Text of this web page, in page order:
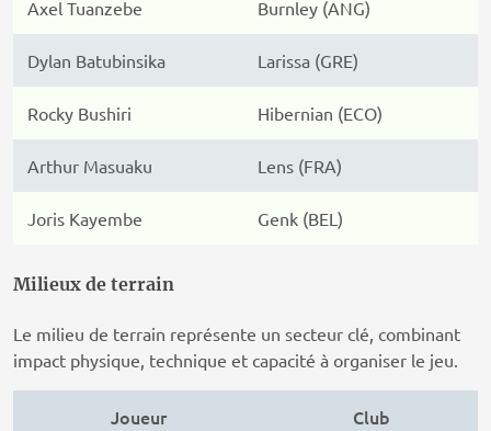
Axel Tuanzebe Burnley (ANG)
Dylan Batubinsika Larissa (GRE)
Rocky Bushiri Hibernian (ECO)
Arthur Masuaku Lens (FRA)
Joris Kayembe Genk (BEL)
Milieux de terrain
Le milieu de terrain représente un secteur clé, combinant
impact physique, technique et capacité à organiser le jeu.
Joueur Club